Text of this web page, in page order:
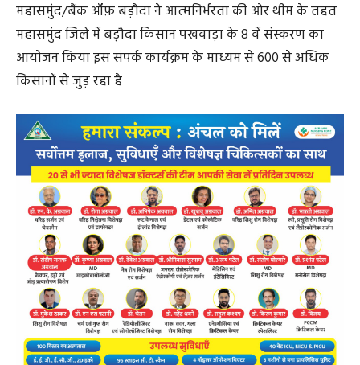
महासमुंद/बैंक ऑफ़ बड़ौदा ने आत्मनिर्भरता की ओर थीम के तहत
महासमुंद जिले में बड़ौदा किसान पखवाड़ा के 8 वें संस्करण का
आयोजन किया इस संपर्क कार्यक्रम के माध्यम से 600 से अधिक
किसानों से जुड़ रहा है
महासमुंद/ भारत के अग्रणी सार्वजनिक क्षेत्र के बैंकों में से एक, बैंक
ऑफ़ बड़ौदा ने आत्मनिर्भरता की ओर थीम के तहत ‘बड़ौदा किसान
पखवाड़ा’ के 8वें संस्करण के एक भाग के रूप में महासमुन्द जिला,
छत्तीसगढ़में एक विशाल किसान मेले का आयोजन किया।03 से 15
नवंबर 2025 तक चलने वाली यह वार्षिक पहल, जागरूकता,
समावेश और नवाचार के माध्यम से भारत के कृषि और ग्रामीण
समुदायों को सशक्त बनाने और आत्मनिर्भरता की दिशा में उनकी
यात्रा में सहयोग प्रदान करने के प्रति बैंक की प्रतिबद्धता की पुष्टि
करती है।